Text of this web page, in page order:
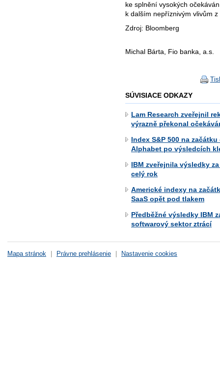
ke splnění vysokých
k dalším nepříznivým vlivům z
Zdroj: Bloomberg
Michal Bárta, Fio banka, a.s.
SÚVISIACE ODKAZY
Lam Research zveřejnil
výrazně překonal
Index S&P 500 na
Alphabet po výsledcích
IBM zveřejnila výsledky
celý rok
Americké indexy na
SaaS opět pod tlakem
Předběžné výsledky IBM
softwarový sektor ztrácí
Mapa stránok Právne prehlásenie Nastavenie cookies